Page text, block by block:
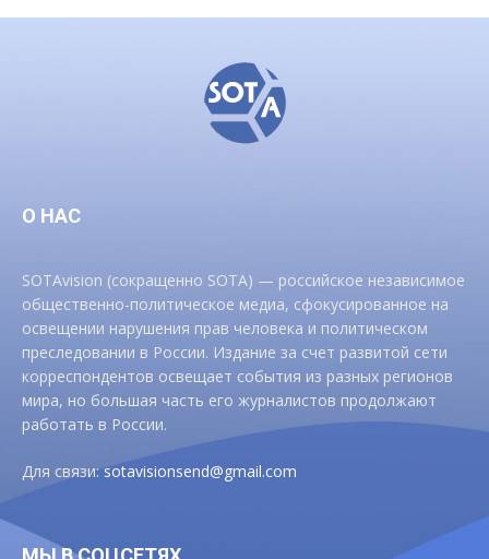
О НАС
SOTAvision (сокращенно SOTA) — российское независимое
общественно-политическое медиа, сфокусированное на
освещении нарушения прав человека и политическом
преследовании в России. Издание за счет развитой сети
корреспондентов освещает события из разных регионов
мира, но большая часть его журналистов продолжают
работать в России.
Для связи:sotavisionsend@gmail.com